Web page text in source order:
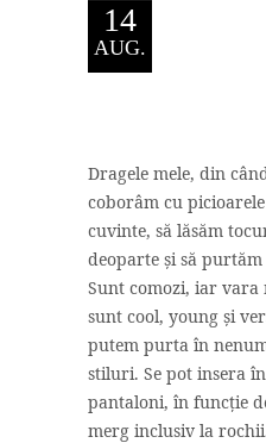
14
AUG.
Dragele mele, din
coborâm cu
cuvinte, să lăsăm
deoparte și să purtăm
Sunt comozi, iar vara
sunt cool, young și
putem purta în
stiluri. Se pot insera
pantaloni, în funcție
merg inclusiv la